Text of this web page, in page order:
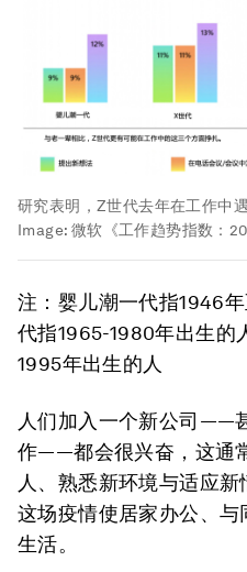
研究表明，Z世代去年在工作中
Image: 微软《工作趋势指数：
注：婴儿潮一代指1946
代指1965-1980年出生的
1995年出生的人
人们加入一个新公司——
作——都会很兴奋，这通
人、熟悉新环境与适应新
这场疫情使居家办公、
生活。